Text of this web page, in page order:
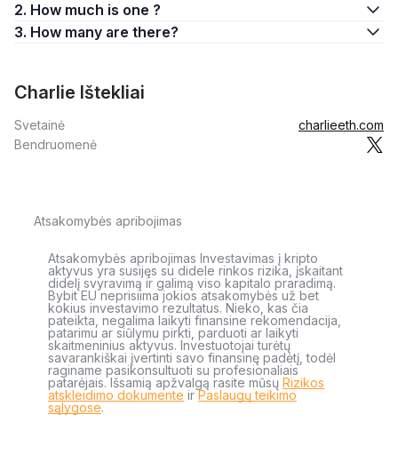
2. How much is one ?
3. How many are there?
Charlie Ištekliai
Svetainė
charlieeth.com
Bendruomenė
Atsakomybės apribojimas
Atsakomybės apribojimas Investavimas į kripto
aktyvus yra susijęs su didele rinkos rizika, įskaitant
didelį svyravimą ir galimą viso kapitalo praradimą.
Bybit EU neprisiima jokios atsakomybės už bet
kokius investavimo rezultatus. Nieko, kas čia
pateikta, negalima laikyti finansine rekomendacija,
patarimu ar siūlymu pirkti, parduoti ar laikyti
skaitmeninius aktyvus. Investuotojai turėtų
savarankiškai įvertinti savo finansinę padėtį, todėl
raginame pasikonsultuoti su profesionaliais
patarėjais. Išsamią apžvalgą rasite mūsų Rizikos
atskleidimo dokumente irPaslaugų teikimo
sąlygose.